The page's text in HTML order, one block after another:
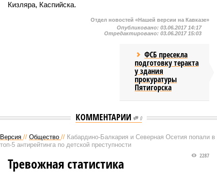
Кизляра, Каспийска.
Отдел новостей «Нашей версии на Кавказе»
Опубликовано: 03.06.2017 14:17
Отредактировано: 03.06.2017 15:03
ФСБ пресекла
подготовку теракта
у здания
прокуратуры
Пятигорска
КОММЕНТАРИИ 0
Версия // Общество // Кабардино-Балкария и Северная Осетия попали в
топ-5 антирейтинга по детской преступности
2287
Тревожная статистика